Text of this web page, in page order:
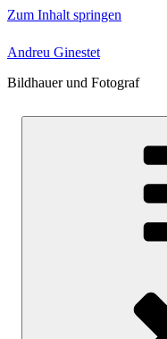
Zum Inhalt springen
Andreu Ginestet
Bildhauer und Fotograf